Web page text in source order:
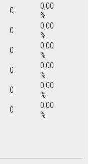
0
0,00
%
0
0,00
%
0
0,00
%
0
0,00
%
0
0,00
%
0
0,00
%